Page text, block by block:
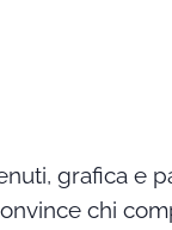
grafica
chi